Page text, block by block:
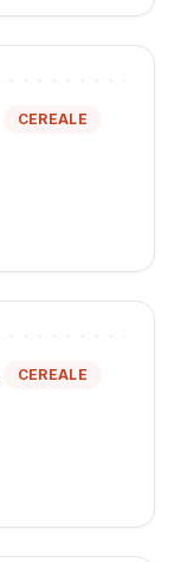
CEREALE
CEREALE